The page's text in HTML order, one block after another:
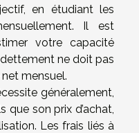
en étudiant les
Il est
votre capacité
ne doit pas
mensuel.
généralement,
que son prix d’achat,
Les frais liés à